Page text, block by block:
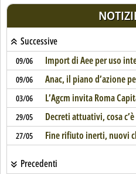
Successive
09/06 Import di Aee per uso
09/06 Anac, il piano d’azione
03/06 L’Agcm invita Roma
29/05 Decreti attuativi, cosa
27/05 Fine rifiuto inerti, nuovi
Precedenti